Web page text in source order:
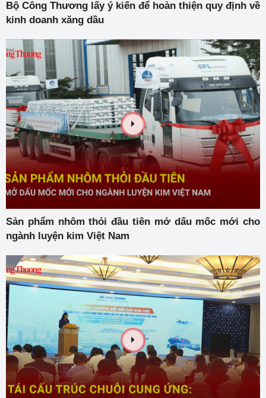
Bộ Công Thương lấy ý kiến để hoàn thiện quy định về
kinh doanh xăng dầu
Sản phẩm nhôm thỏi đầu tiên mở dấu mốc mới cho
ngành luyện kim Việt Nam